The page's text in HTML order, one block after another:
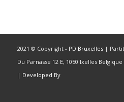
2021 © Copyright - PD Bruxelles|
Du Parnasse 12 E, 1050 Ixelles
| Developed By